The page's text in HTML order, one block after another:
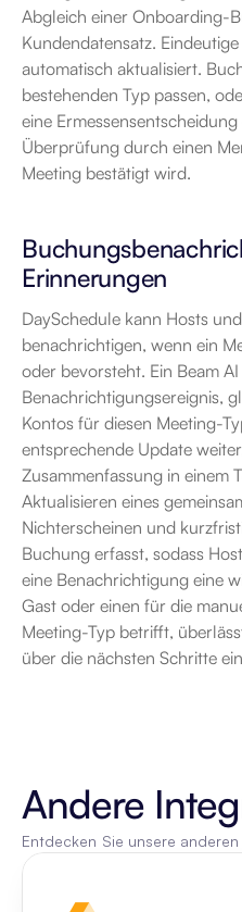
Abgleich einer Onboarding-
Kundendatensatz.
automatisch aktualisiert.
bestehenden Typ passen,
eine
Überprüfung durch einen
Meeting bestätigt wird.
Erinnerungen
DaySchedule kann Hosts
benachrichtigen, wenn ein
oder bevorsteht. Ein Beam
Benachrichtigungsereignis,
Kontos für diesen Meeting-
entsprechende Update
Zusammenfassung in einem
Aktualisieren eines
Nichterscheinen und
Buchung erfasst, sodass
eine Benachrichtigung eine
Gast oder einen für die
Meeting-Typ betrifft,
über die nächsten Schritte
Andere
Entdecken Sie unsere